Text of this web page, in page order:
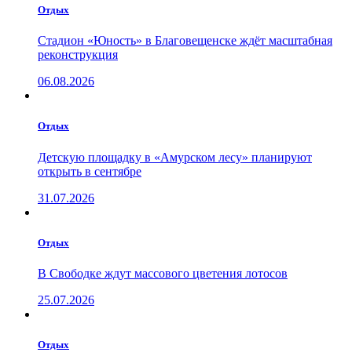
Отдых
Стадион «Юность» в Благовещенске ждёт масштабная
реконструкция
06.08.2026
Отдых
Детскую площадку в «Амурском лесу» планируют
открыть в сентябре
31.07.2026
Отдых
В Свободке ждут массового цветения лотосов
25.07.2026
Отдых